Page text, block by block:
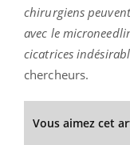
chirurgiens
avec le
cicatrices
chercheurs.
Vous aimez cet